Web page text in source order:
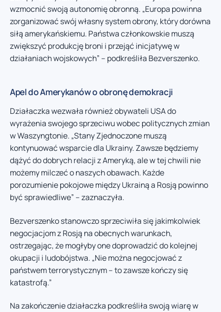
wzmocnić swoją autonomię obronną. „Europa powinna
zorganizować swój własny system obrony, który dorówna
siłą amerykańskiemu. Państwa członkowskie muszą
zwiększyć produkcję broni i przejąć inicjatywę w
działaniach wojskowych” – podkreśliła Bezverszenko.
Apel do Amerykanów o obronę demokracji
Działaczka wezwała również obywateli USA do
wyrażenia swojego sprzeciwu wobec politycznych zmian
w Waszyngtonie. „Stany Zjednoczone muszą
kontynuować wsparcie dla Ukrainy. Zawsze będziemy
dążyć do dobrych relacji z Ameryką, ale w tej chwili nie
możemy milczeć o naszych obawach. Każde
porozumienie pokojowe między Ukrainą a Rosją powinno
być sprawiedliwe” – zaznaczyła.
Bezverszenko stanowczo sprzeciwiła się jakimkolwiek
negocjacjom z Rosją na obecnych warunkach,
ostrzegając, że mogłyby one doprowadzić do kolejnej
okupacji i ludobójstwa. „Nie można negocjować z
państwem terrorystycznym – to zawsze kończy się
katastrofą.”
Na zakończenie działaczka podkreśliła swoją wiarę w